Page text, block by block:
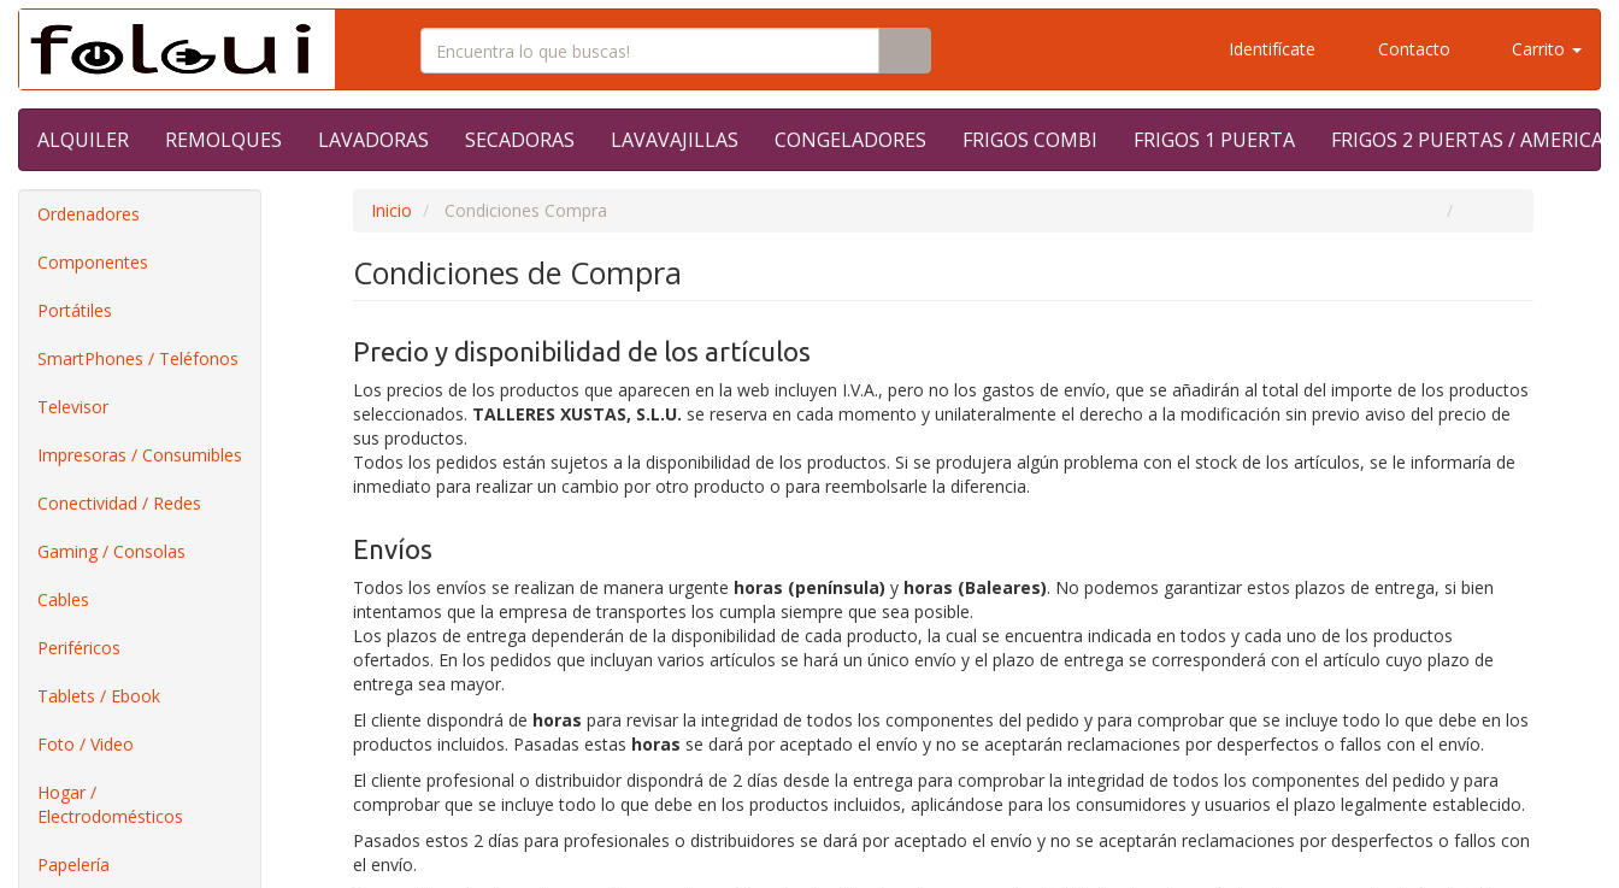
Identifícate Contacto Carrito
ALQUILER REMOLQUES LAVADORAS SECADORAS LAVAVAJILLAS CONGELADORES FRIGOS COMBI FRIGOS 1 PUERTA FRIGOS 2 PUERTAS /
Ordenadores
Componentes
Portátiles
SmartPhones / Teléfonos
Televisor
Impresoras / Consumibles
Conectividad / Redes
Gaming / Consolas
Cables
Periféricos
Tablets / Ebook
Foto / Video
Hogar /
Electrodomésticos
Papelería
Inicio Condiciones Compra
Condiciones de Compra
Precio y disponibilidad de los artículos
Los precios de los productos que aparecen en la web incluyen I.V.A., pero no los gastos de envío, que se añadirán al total del importe de los productos
seleccionados. TALLERES XUSTAS, S.L.U. se reserva en cada momento y unilateralmente el derecho a la modificación sin previo aviso del precio de
sus productos.
Todos los pedidos están sujetos a la disponibilidad de los productos. Si se produjera algún problema con el stock de los artículos, se le informaría de
inmediato para realizar un cambio por otro producto o para reembolsarle la diferencia.
Envíos
Todos los envíos se realizan de manera urgente horas (península) y horas (Baleares). No podemos garantizar estos plazos de entrega, si bien
intentamos que la empresa de transportes los cumpla siempre que sea posible.
Los plazos de entrega dependerán de la disponibilidad de cada producto, la cual se encuentra indicada en todos y cada uno de los productos
ofertados. En los pedidos que incluyan varios artículos se hará un único envío y el plazo de entrega se corresponderá con el artículo cuyo plazo de
entrega sea mayor.
El cliente dispondrá de horas para revisar la integridad de todos los componentes del pedido y para comprobar que se incluye todo lo que debe en los
productos incluidos. Pasadas estas horas se dará por aceptado el envío y no se aceptarán reclamaciones por desperfectos o fallos con el envío.
El cliente profesional o distribuidor dispondrá de 2 días desde la entrega para comprobar la integridad de todos los componentes del pedido y para
comprobar que se incluye todo lo que debe en los productos incluidos, aplicándose para los consumidores y usuarios el plazo legalmente establecido.
Pasados estos 2 días para profesionales o distribuidores se dará por aceptado el envío y no se aceptarán reclamaciones por desperfectos o fallos con
el envío.